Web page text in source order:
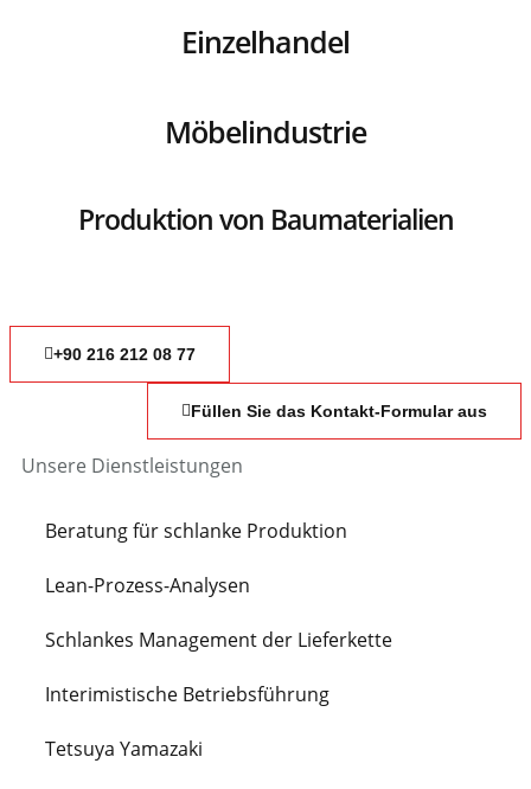
Einzelhandel
Möbelindustrie
Produktion von Baumaterialien
+90 216 212 08 77
Füllen Sie das Kontakt-Formular aus
Unsere Dienstleistungen
Beratung für schlanke Produktion
Lean-Prozess-Analysen
Schlankes Management der Lieferkette
Interimistische Betriebsführung
Tetsuya Yamazaki